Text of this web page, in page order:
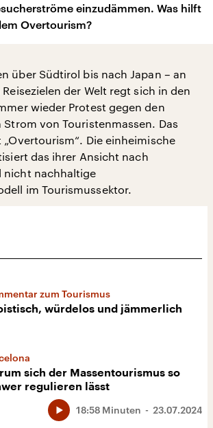
einzudämmen. Was hilft
Overtourism?
über Südtirol bis nach Japan – an
der Welt regt sich in den
wieder Protest gegen den
von Touristenmassen. Das
Die einheimische
das ihrer Ansicht nach
nicht nachhaltige
im Tourismussektor.
zum Tourismus
würdelos und jämmerlich
sich der Massentourismus so
regulieren lässt
23.07.2024
18:58 Minuten